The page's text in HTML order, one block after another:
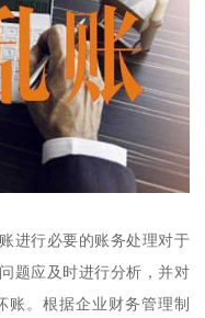
进行必要的账务处理对于
题应及时进行分析，并对
账。根据企业财务管理制